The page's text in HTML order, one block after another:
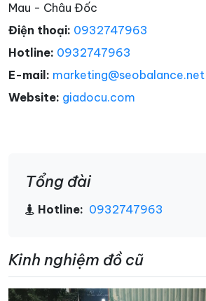
Mau - Châu Đốc
Điện thoại: 0932747963
Hotline: 0932747963
E-mail: marketing@seobalance.net
Website: giadocu.com
Tổng đài
Hotline: 0932747963
Kinh nghiệm đồ cũ